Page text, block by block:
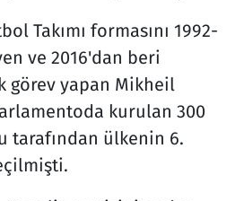
Takımı formasını 1992-
ve 2016'dan beri
yapan Mikheil
kurulan 300
tarafından ülkenin 6.